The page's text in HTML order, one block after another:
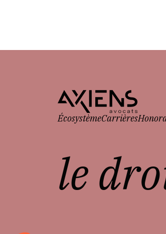
ÉcosystèmeCarrières
le